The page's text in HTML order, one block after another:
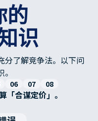
的
识
分了解竞争法。以下问
06 07 08
「合谋定价」。